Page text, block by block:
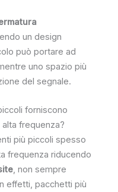
un design
può portare ad
uno spazio più
del segnale.
forniscono
frequenza?
più piccoli spesso
frequenza riducendo
, non sempre
effetti, pacchetti più